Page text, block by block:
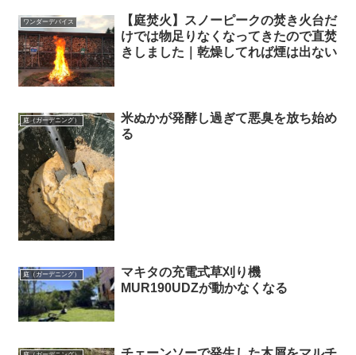
ワンダーデバイス
【庭焚火】スノーピークの焚き火台だ
けでは物足りなくなってきたので直焚
きしました｜乾燥してれば煙は出ない
庭（ガーデニング）
米ぬかが発酵し過ぎて悪臭を放ち始め
る
庭（ガーデニング）
マキタの充電式草刈り機
MUR190UDZが動かなくなる